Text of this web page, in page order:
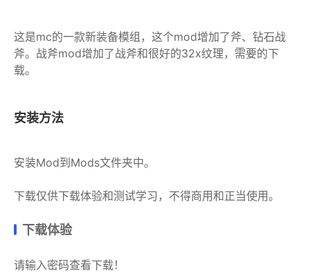
这是mc的一款新装备模组，这个mod增加了斧、钻石战
斧。战斧mod增加了战斧和很好的32x纹理，需要的下
载。
安装方法
安装Mod到Mods文件夹中。
下载仅供下载体验和测试学习，不得商用和正当使用。
下载体验
请输入密码查看下载！